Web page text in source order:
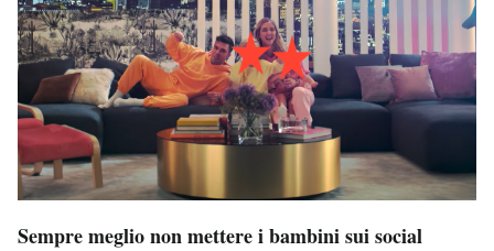
Sempre meglio non mettere i bambini sui social